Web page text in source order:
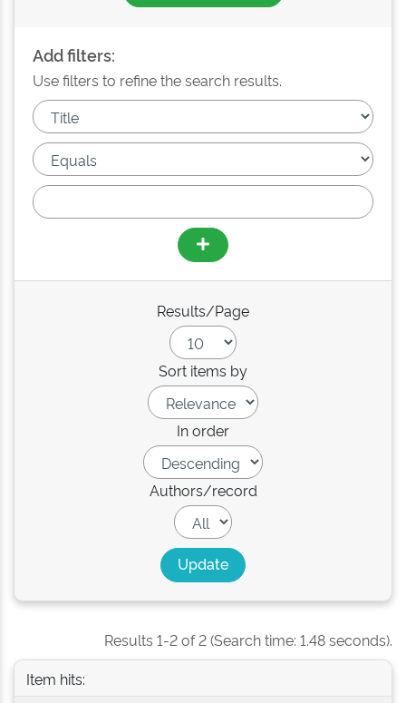
Add filters:
Use filters to refine the search results.
Results/Page
Sort items by
In order
Authors/record
Results 1-2 of 2 (Search time: 1.48 seconds).
Item hits: